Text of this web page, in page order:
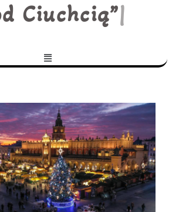
Ciuchcią”|